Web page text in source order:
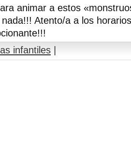
animar a estos
Atento/a a los
infantiles